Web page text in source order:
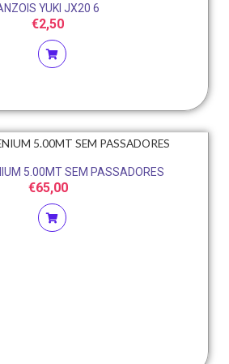
YUKI JX20 6
€2,50
5.00MT SEM PASSADORES
€65,00